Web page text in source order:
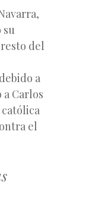
su
del
a
Carlos
el